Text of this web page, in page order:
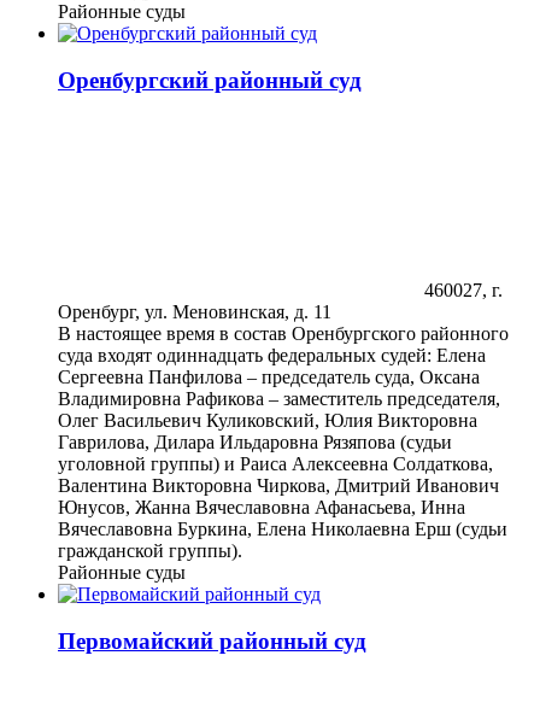
Районные суды
Оренбургский районный суд
460027, г.
Оренбург, ул. Меновинская, д. 11
В настоящее время в состав Оренбургского районного
суда входят одиннадцать федеральных судей: Елена
Сергеевна Панфилова – председатель суда, Оксана
Владимировна Рафикова – заместитель председателя,
Олег Васильевич Куликовский, Юлия Викторовна
Гаврилова, Дилара Ильдаровна Рязяпова (судьи
уголовной группы) и Раиса Алексеевна Солдаткова,
Валентина Викторовна Чиркова, Дмитрий Иванович
Юнусов, Жанна Вячеславовна Афанасьева, Инна
Вячеславовна Буркина, Елена Николаевна Ерш (судьи
гражданской группы).
Районные суды
Первомайский районный суд